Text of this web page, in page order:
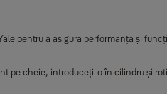
pentru a asigura performanța și
pe cheie, introduceți-o în cilindru și